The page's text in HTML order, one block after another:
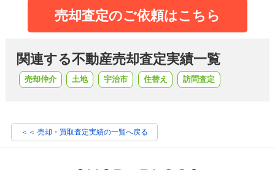
売却査定のご依頼はこちら
関連する不動産売却査定実績一覧
売却仲介 土地 宇治市 住替え 訪問査定
＜＜ 売却・買取査定実績の一覧へ戻る